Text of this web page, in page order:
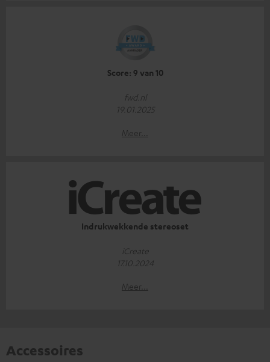
Score: 9 van 10
fwd.nl
19.01.2025
Meer...
Indrukwekkende stereoset
iCreate
17.10.2024
Meer...
Accessoires